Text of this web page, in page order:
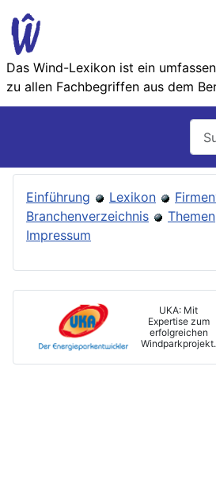
Das Wind-Lexikon ist ein
zu allen Fachbegriffen aus dem
Einführung Lexikon
Branchenverzeichnis
Themen
Impressum
UKA: Mit
Expertise zum
erfolgreichen
Windparkprojekt.